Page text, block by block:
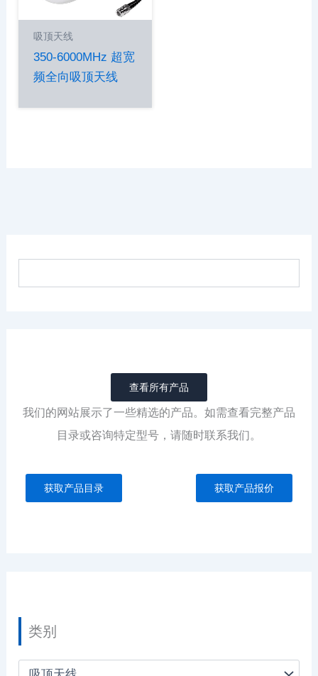
查看所有产品
我们的网站展示了一些精选的产品。如需查看完整产品
目录或咨询特定型号，请随时联系我们。
获取产品目录 获取产品报价
类别
吸顶天线
350-6000MHz 超宽
频全向吸顶天线